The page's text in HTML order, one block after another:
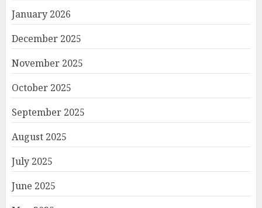
January 2026
December 2025
November 2025
October 2025
September 2025
August 2025
July 2025
June 2025